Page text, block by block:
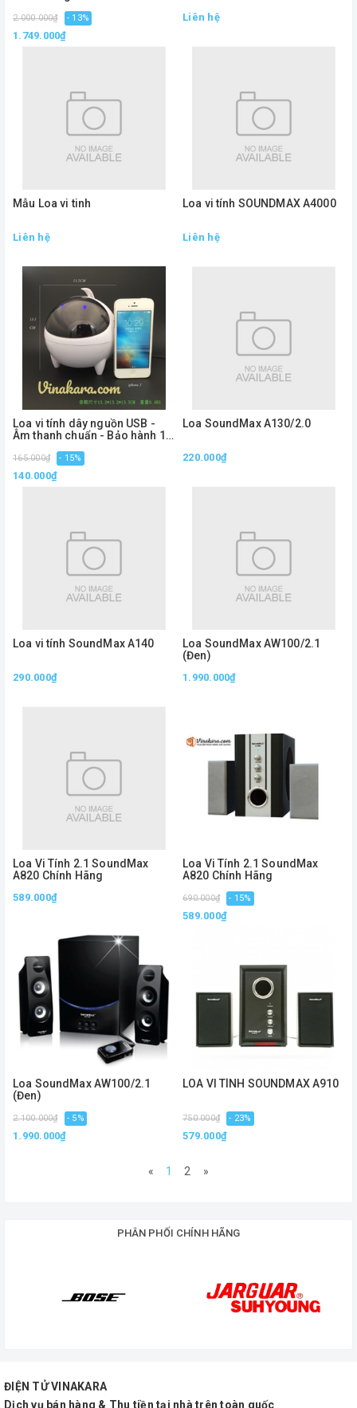
2.000.000₫ - 13%
1.749.000₫
Liên hệ
Mẫu Loa vi tinh
Liên hệ
Loa vi tính SOUNDMAX A4000
Liên hệ
Loa vi tính dây nguồn USB -
Âm thanh chuẩn - Bảo hành 1
165.000₫ - 15%
140.000₫
Loa SoundMax A130/2.0
220.000₫
Loa vi tính SoundMax A140
290.000₫
Loa SoundMax AW100/2.1
(Đen)
1.990.000₫
Loa Vi Tính 2.1 SoundMax
A820 Chính Hãng
589.000₫
Loa Vi Tính 2.1 SoundMax
A820 Chính Hãng
690.000₫ - 15%
589.000₫
Loa SoundMax AW100/2.1
(Đen)
2.100.000₫ - 5%
1.990.000₫
LOA VI TÍNH SOUNDMAX A910
750.000₫ - 23%
579.000₫
« 1 2 »
PHÂN PHỐI CHÍNH HÃNG
ĐIỆN TỬ VINAKARA
Dịch vụ bán hàng & Thu tiền tại nhà trên toàn quốc